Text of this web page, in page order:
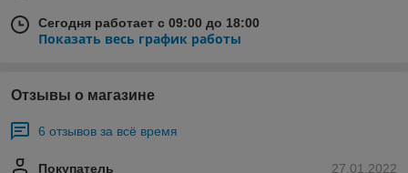
Сегодня работает с 09:00 до 18:00
Показать весь график работы
Отзывы о магазине
6 отзывов за всё время
27.01.2022
Покупатель